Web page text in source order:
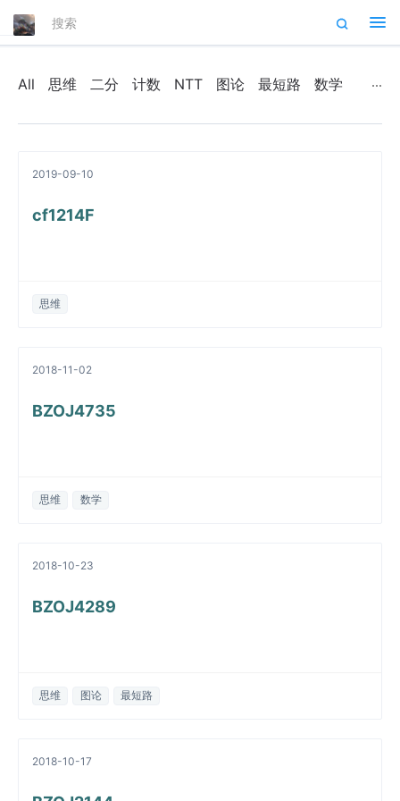
All
思维 二分 计数 NTT 图论 最短路 数学
2019-09-10
cf1214F
思维
2018-11-02
BZOJ4735
思维 数学
2018-10-23
BZOJ4289
思维 图论 最短路
2018-10-17